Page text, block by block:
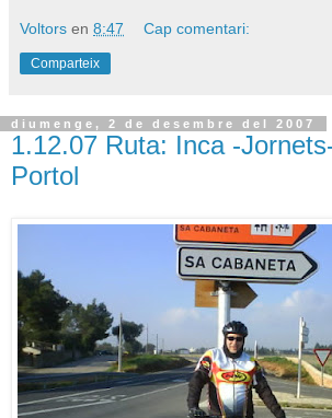
Voltors en 8:47 Cap comentari:
Comparteix
diumenge, 2 de desembre del 2007
1.12.07 Ruta: Inca -
Portol